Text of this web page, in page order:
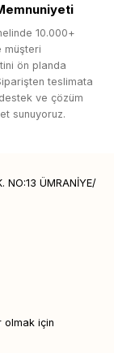
10.000+
müşteri
ön planda
teslimata
ve çözüm
sunuyoruz.
NO:13 ÜMRANİYE/
olmak için